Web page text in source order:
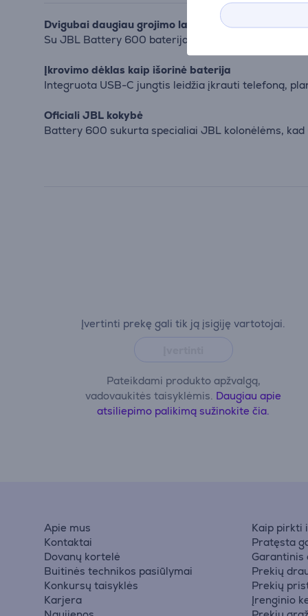
Dvigubai daugiau grojimo laiko
Su JBL Battery 600 baterija kolonėlė PartyBox
Įkrovimo dėklas kaip išorinė baterija
Integruota USB-C jungtis leidžia įkrauti telefoną,
Oficiali JBL kokybė
Battery 600 sukurta specialiai JBL kolonėlėms,
Įvertinti prekę gali tik ją įsigiję vartotojai.
Pateikdami produkto apžvalgą,
vadovaukitės taisyklėmis. Daugiau apie
atsiliepimo palikimą sužinokite čia.
Apie mus
Kontaktai
Dovanų kortelė
Buitinės technikos pasiūlymai
Konkursų taisyklės
Karjera
Kaip pirkti
Pratęsta
Garantinis
Prekių
Prekių
Įrenginio